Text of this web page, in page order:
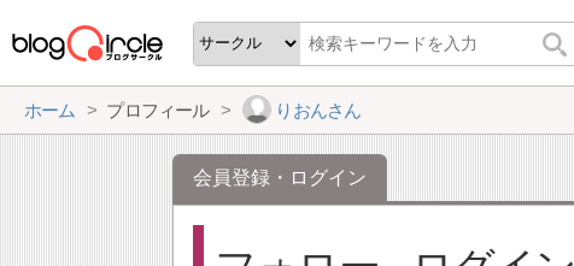
ホーム プロフィール りおんさん
会員登録・ログイン